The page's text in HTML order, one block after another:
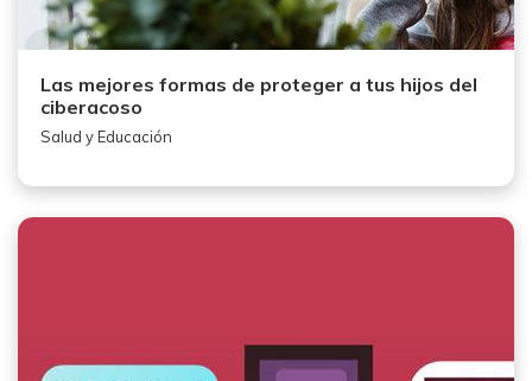
Las mejores formas de proteger a tus hijos del
ciberacoso
Salud y Educación